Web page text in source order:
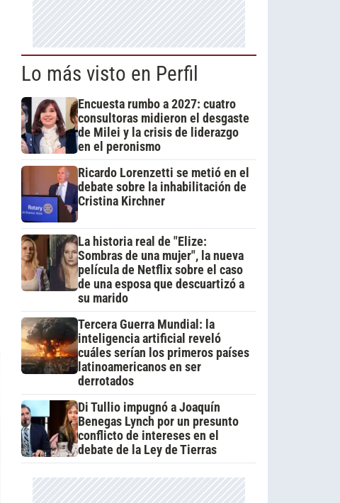
Lo más visto en Perfil
Encuesta rumbo a 2027: cuatro
consultoras midieron el desgaste
de Milei y la crisis de liderazgo
en el peronismo
Ricardo Lorenzetti se metió en el
debate sobre la inhabilitación de
Cristina Kirchner
La historia real de "Elize:
Sombras de una mujer", la nueva
película de Netflix sobre el caso
de una esposa que descuartizó a
su marido
Tercera Guerra Mundial: la
inteligencia artificial reveló
cuáles serían los primeros países
latinoamericanos en ser
derrotados
Di Tullio impugnó a Joaquín
Benegas Lynch por un presunto
conflicto de intereses en el
debate de la Ley de Tierras